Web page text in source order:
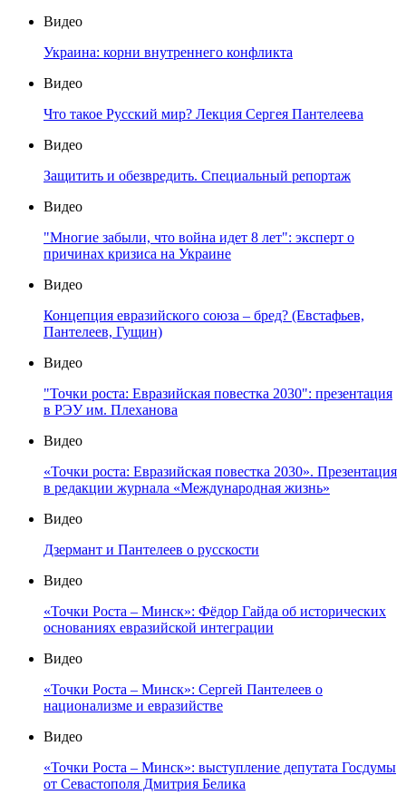
Видео
Украина: корни внутреннего конфликта
Видео
Что такое Русский мир? Лекция Сергея Пантелеева
Видео
Защитить и обезвредить. Специальный репортаж
Видео
"Многие забыли, что война идет 8 лет": эксперт о
причинах кризиса на Украине
Видео
Концепция евразийского союза – бред? (Евстафьев,
Пантелеев, Гущин)
Видео
"Точки роста: Евразийская повестка 2030": презентация
в РЭУ им. Плеханова
Видео
«Точки роста: Евразийская повестка 2030». Презентация
в редакции журнала «Международная жизнь»
Видео
Дзермант и Пантелеев о русскости
Видео
«Точки Роста – Минск»: Фёдор Гайда об исторических
основаниях евразийской интеграции
Видео
«Точки Роста – Минск»: Сергей Пантелеев о
национализме и евразийстве
Видео
«Точки Роста – Минск»: выступление депутата Госдумы
от Севастополя Дмитрия Белика